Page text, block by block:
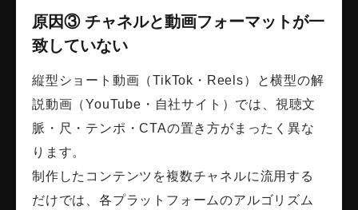
原因③ チャネルと動画フォーマットが一
致していない
縦型ショート動画（TikTok・Reels）と横型の解
説動画（YouTube・自社サイト）では、視聴文
脈・尺・テンポ・CTAの置き方がまったく異な
ります。
制作したコンテンツを複数チャネルに流用する
だけでは、各プラットフォームのアルゴリズム